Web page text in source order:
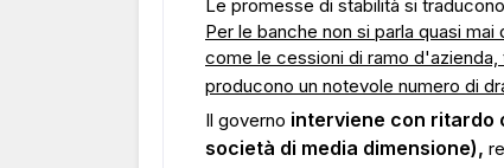
Le promesse di stabilità si
Per le banche non si parla quasi
come le cessioni di ramo
producono un notevole numero di
Il governo interviene con ritardo
società di media dimensione),